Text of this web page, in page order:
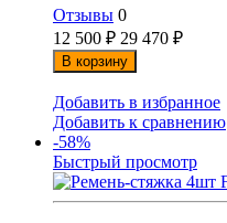
Отзывы 0
12 500 ₽ 29 470 ₽
В корзину
Добавить в избранное
Добавить к сравнению
-58%
Быстрый просмотр